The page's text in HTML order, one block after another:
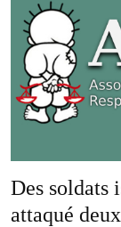
Des soldats
attaqué